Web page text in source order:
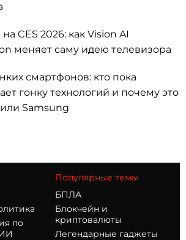
CES 2026: как Vision AI
меняет саму идею телевизора
смартфонов: кто пока
гонку технологий и почему это
Samsung
по
Популярные темы
БПЛА
Блокчейн и
криптовалюты
Легендарные гаджеты